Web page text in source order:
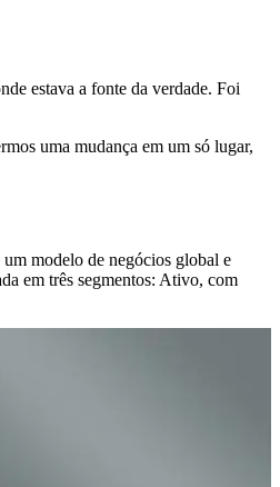
estava a fonte da verdade. Foi
uma mudança em um só lugar,
modelo de negócios global e
em três segmentos: Ativo, com